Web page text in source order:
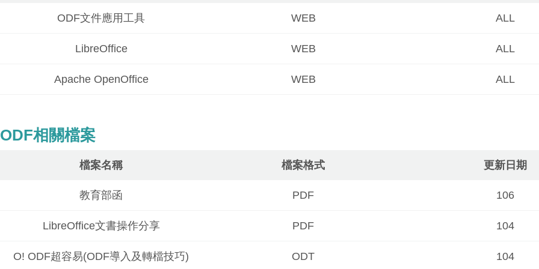
ODF文件應用工具 WEB ALL
LibreOffice WEB ALL
Apache OpenOffice WEB ALL
ODF相關檔案
檔案名稱 檔案格式 更新日期
教育部函 PDF 106
LibreOffice文書操作分享 PDF 104
O! ODF超容易(ODF導入及轉檔技巧) ODT 104